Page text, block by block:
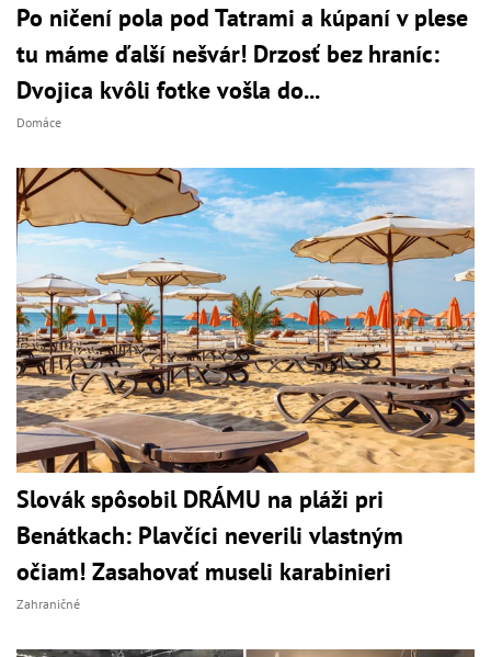
Po ničení pola pod Tatrami a kúpaní v plese
tu máme ďalší nešvár! Drzosť bez hraníc:
Dvojica kvôli fotke vošla do...
Domáce
Slovák spôsobil DRÁMU na pláži pri
Benátkach: Plavčíci neverili vlastným
očiam! Zasahovať museli karabinieri
Zahraničné